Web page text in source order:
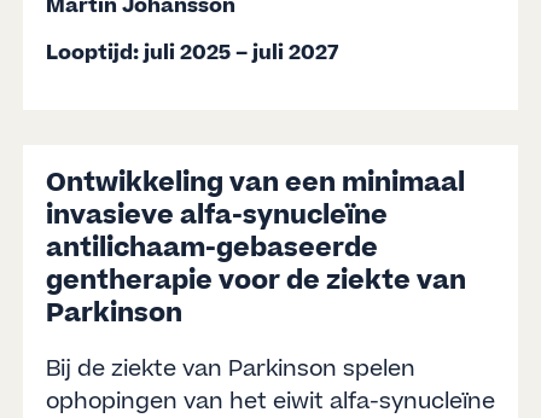
Looptijd: juli 2025 – juli 2027
Ontwikkeling van een minimaal
invasieve alfa-synucleïne
antilichaam-gebaseerde
gentherapie voor de ziekte van
Parkinson
Bij de ziekte van Parkinson spelen
ophopingen van het eiwit alfa-synucleïne